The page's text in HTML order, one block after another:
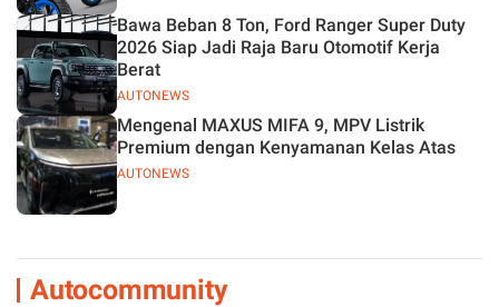
AUTONEWS
Bawa Beban 8 Ton, Ford Ranger Super Duty
2026 Siap Jadi Raja Baru Otomotif Kerja
Berat
AUTONEWS
Mengenal MAXUS MIFA 9, MPV Listrik
Premium dengan Kenyamanan Kelas Atas
Autocommunity